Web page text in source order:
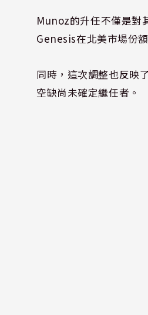
Munoz的升任不僅是對
Genesis在北美市場份
同時，這次調整也反映
空缺尚未確定繼任者。